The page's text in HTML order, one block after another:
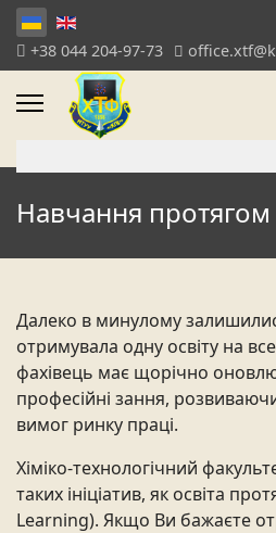
+38 044 204-97-73
Навчання протягом
Далеко в минулому
отримувала одну освіту на
фахівець має щорічно
професійні зання,
вимог ринку праці.
Хіміко-технологічний
таких ініціатив, як освіта
Learning). Якщо Ви бажаєте